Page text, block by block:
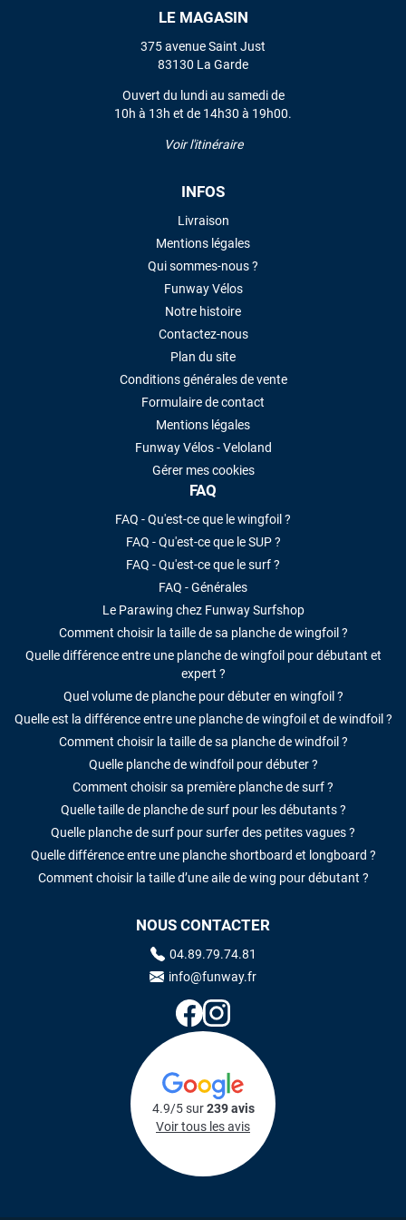
LE MAGASIN
375 avenue Saint Just
83130 La Garde
Ouvert du lundi au samedi de
10h à 13h et de 14h30 à 19h00.
Voir l'itinéraire
INFOS
Livraison
Mentions légales
Qui sommes-nous ?
Funway Vélos
Notre histoire
Contactez-nous
Plan du site
Conditions générales de vente
Formulaire de contact
Mentions légales
Funway Vélos - Veloland
Gérer mes cookies
FAQ
FAQ - Qu'est-ce que le wingfoil ?
FAQ - Qu'est-ce que le SUP ?
FAQ - Qu'est-ce que le surf ?
FAQ - Générales
Le Parawing chez Funway Surfshop
Comment choisir la taille de sa planche de wingfoil ?
Quelle différence entre une planche de wingfoil pour débutant et
expert ?
Quel volume de planche pour débuter en wingfoil ?
Quelle est la différence entre une planche de wingfoil et de windfoil ?
Comment choisir la taille de sa planche de windfoil ?
Quelle planche de windfoil pour débuter ?
Comment choisir sa première planche de surf ?
Quelle taille de planche de surf pour les débutants ?
Quelle planche de surf pour surfer des petites vagues ?
Quelle différence entre une planche shortboard et longboard ?
Comment choisir la taille d’une aile de wing pour débutant ?
NOUS CONTACTER
04.89.79.74.81
info@funway.fr
4.9/5 sur239 avis
Voir tous les avis
VOIR TOUS LES AVIS